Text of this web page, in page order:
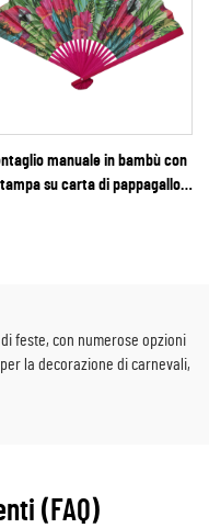
manuale in bambù con
su carta di pappagallo
feste, con numerose opzioni
la decorazione di carnevali,
(FAQ)